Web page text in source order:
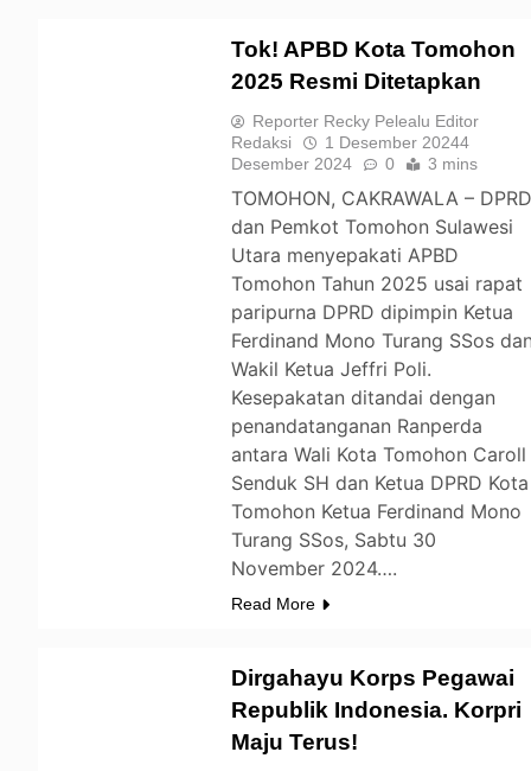
Tok! APBD Kota Tomohon
2025 Resmi Ditetapkan
Reporter Recky Pelealu Editor
Redaksi
1 Desember 20244
Desember 2024
0 3 mins
TOMOHON, CAKRAWALA –
dan Pemkot Tomohon Sulawesi
Utara menyepakati APBD
Tomohon Tahun 2025 usai rapat
paripurna DPRD dipimpin Ketua
Ferdinand Mono Turang SSos
Wakil Ketua Jeffri Poli.
Kesepakatan ditandai dengan
penandatanganan Ranperda
antara Wali Kota Tomohon Caroll
Senduk SH dan Ketua DPRD Kota
Tomohon Ketua Ferdinand Mono
Turang SSos, Sabtu 30
November 2024….
Read More
Dirgahayu Korps Pegawai
Republik Indonesia. Korpri
Maju Terus!